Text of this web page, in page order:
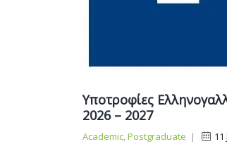
Υποτροφίες
2026 – 2027
Academic,Postgraduate | 11